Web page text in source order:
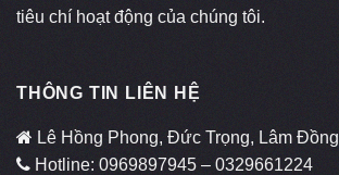
tiêu chí hoạt động của chúng tôi.
THÔNG TIN LIÊN HỆ
Lê Hồng Phong, Đức Trọng, Lâm Đồng
Hotline: 0969897945 – 0329661224